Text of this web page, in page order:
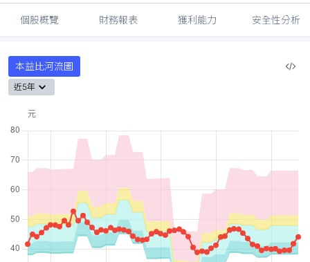
個股概覽 財務報表 獲利能力 安全性分析
本益比河流圖
近5年